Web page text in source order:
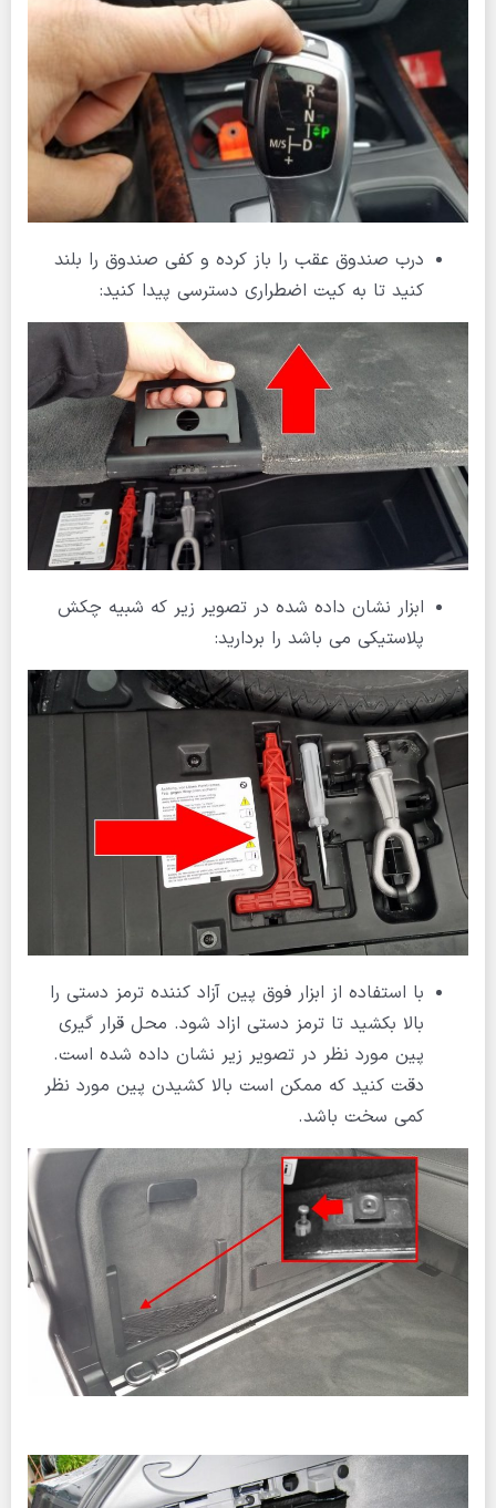
درب صندوق عقب را باز کرده و کفی صندوق را بلند
کنید تا به کیت اضطراری دسترسی پیدا کنید:
ابزار نشان داده شده در تصویر زیر که شبیه چکش
پلاستیکی می باشد را بردارید:
با استفاده از ابزار فوق پین آزاد کننده ترمز دستی را
بالا بکشید تا ترمز دستی ازاد شود. محل قرار گیری
پین مورد نظر در تصویر زیر نشان داده شده است.
دقت کنید که ممکن است بالا کشیدن پین مورد نظر
کمی سخت باشد.